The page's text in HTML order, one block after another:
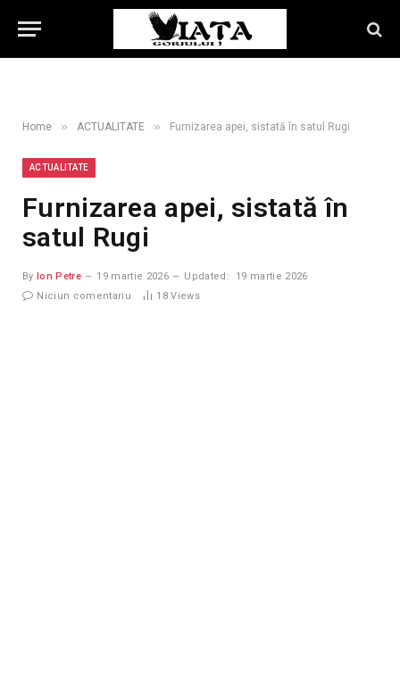
Home » ACTUALITATE » Furnizarea apei, sistată în satul Rugi
ACTUALITATE
Furnizarea apei, sistată în
satul Rugi
By Ion Petre 19 martie 2026 Updated:
19 martie 2026
Niciun comentariu
18Views